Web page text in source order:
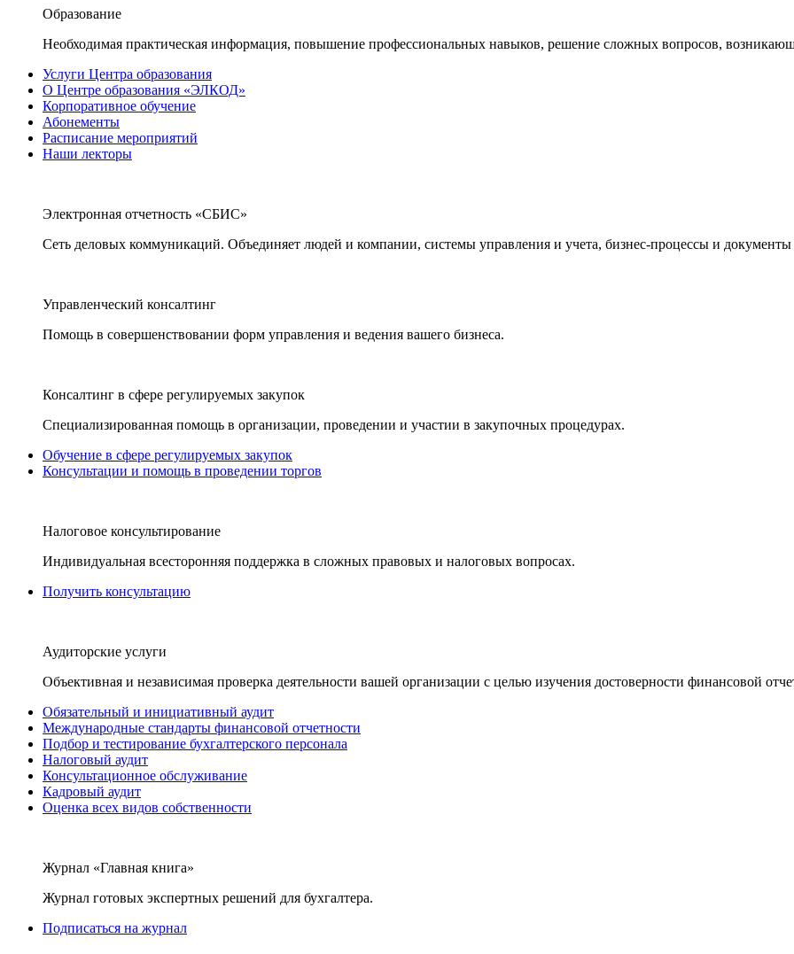
Образование
Необходимая практическая информация, повышение профессиональных навыков, решение сложных вопросов,
Услуги Центра образования
О Центре образования «ЭЛКОД»
Корпоративное обучение
Абонементы
Расписание мероприятий
Наши лекторы
Электронная отчетность «СБИС»
Сеть деловых коммуникаций. Объединяет людей и компании, системы управления и учета, бизнес-процессы и документы
Управленческий консалтинг
Помощь в совершенствовании форм управления и ведения вашего бизнеса.
Консалтинг в сфере регулируемых закупок
Специализированная помощь в организации, проведении и участии в закупочных процедурах.
Обучение в сфере регулируемых закупок
Консультации и помощь в проведении торгов
Налоговое консультирование
Индивидуальная всесторонняя поддержка в сложных правовых и налоговых вопросах.
Получить консультацию
Аудиторские услуги
Объективная и независимая проверка деятельности вашей организации с целью изучения достоверности финансовой
Обязательный и инициативный аудит
Международные стандарты финансовой отчетности
Подбор и тестирование бухгалтерского персонала
Налоговый аудит
Консультационное обслуживание
Кадровый аудит
Оценка всех видов собственности
Журнал «Главная книга»
Журнал готовых экспертных решений для бухгалтера.
Подписаться на журнал